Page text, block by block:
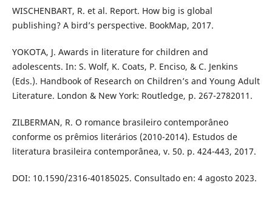
WISCHENBART, R. et al. Report. How big is global
publishing? A bird’s perspective. BookMap, 2017.
YOKOTA, J. Awards in literature for children and
adolescents. In: S. Wolf, K. Coats, P. Enciso, & C. Jenkins
(Eds.). Handbook of Research on Children’s and Young Adult
Literature. London & New York: Routledge, p. 267-2782011.
ZILBERMAN, R. O romance brasileiro contemporâneo
conforme os prêmios literários (2010-2014). Estudos de
literatura brasileira contemporânea, v. 50. p. 424-443, 2017.
DOI: 10.1590/2316-40185025. Consultado en: 4 agosto 2023.